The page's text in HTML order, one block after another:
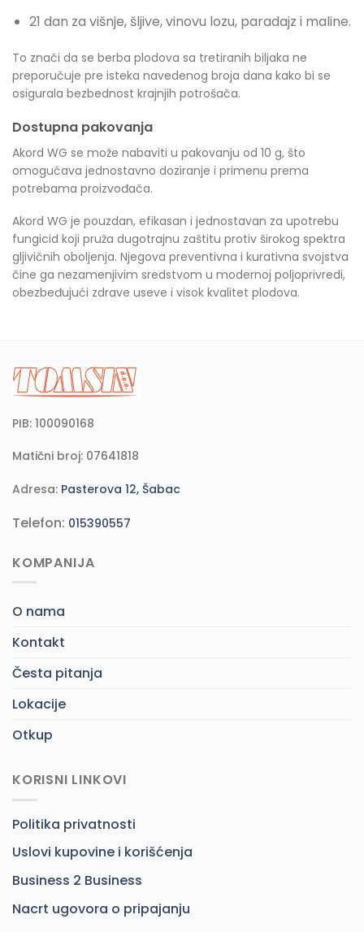
21 dan za višnje, šljive, vinovu lozu, paradajz i maline.
To znači da se berba plodova sa tretiranih biljaka ne
preporučuje pre isteka navedenog broja dana kako bi se
osigurala bezbednost krajnjih potrošača.
Dostupna pakovanja
Akord WG se može nabaviti u pakovanju od 10 g, što
omogućava jednostavno doziranje i primenu prema
potrebama proizvođača.
Akord WG je pouzdan, efikasan i jednostavan za upotrebu
fungicid koji pruža dugotrajnu zaštitu protiv širokog spektra
gljivičnih oboljenja. Njegova preventivna i kurativna svojstva
čine ga nezamenjivim sredstvom u modernoj poljoprivredi,
obezbeđujući zdrave useve i visok kvalitet plodova.
PIB: 100090168
Matični broj: 07641818
Adresa: Pasterova 12, Šabac
Telefon: 015390557
KOMPANIJA
O nama
Kontakt
Česta pitanja
Lokacije
Otkup
KORISNI LINKOVI
Politika privatnosti
Uslovi kupovine i korišćenja
Business 2 Business
Nacrt ugovora o pripajanju